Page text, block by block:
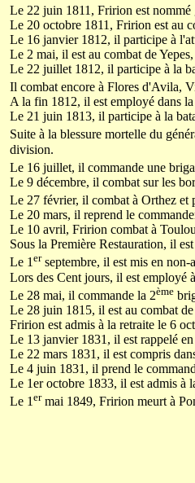
Le 22 juin 1811, Fririon est nommé
Le 20 octobre 1811, Fririon est au
Le 16 janvier 1812, il participe à
Le 2 mai, il est au combat de
Le 22 juillet 1812, il participe à la
Il combat encore à Flores d'Avila,
A la fin 1812, il est employé dans
Le 21 juin 1813, il participe à la
Suite à la blessure mortelle du
division.
Le 16 juillet, il commande une
Le 9 décembre, il combat sur les
Le 27 février, il combat à Orthez et
Le 20 mars, il reprend le
Le 10 avril, Fririon combat à
Sous la Première Restauration, il
Le 1erseptembre, il est mis en non-
Lors des Cent jours, il est employé
Le 28 mai, il commande la 2ème
Le 28 juin 1815, il est au combat
Fririon est admis à la retraite le 6
Le 13 janvier 1831, il est rappelé
Le 22 mars 1831, il est compris
Le 4 juin 1831, il prend le
Le 1er octobre 1833, il est admis à
Le 1 ermai 1849, Fririon meurt à